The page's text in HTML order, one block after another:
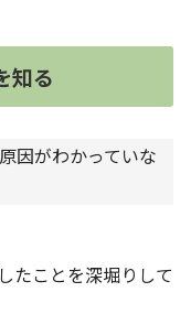
知る
因がわかっていな
たことを深堀りして